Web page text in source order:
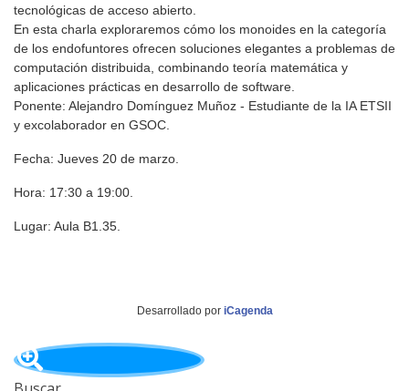
tecnológicas de acceso abierto.
En esta charla exploraremos cómo los monoides en la categoría
de los endofuntores ofrecen soluciones elegantes a problemas de
computación distribuida, combinando teoría matemática y
aplicaciones prácticas en desarrollo de software.
Ponente: Alejandro Domínguez Muñoz - Estudiante de la IA ETSII
y excolaborador en GSOC.
Fecha: Jueves 20 de marzo.
Hora: 17:30 a 19:00.
Lugar: Aula B1.35.
Desarrollado por iCagenda